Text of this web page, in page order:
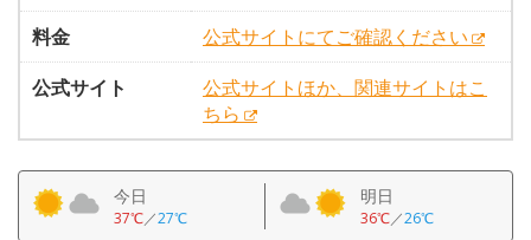
料金
公式サイトにてご確認ください
公式サイト
公式サイトほか、関連サイトはこ
ちら
今日
37℃／27℃
明日
36℃／26℃